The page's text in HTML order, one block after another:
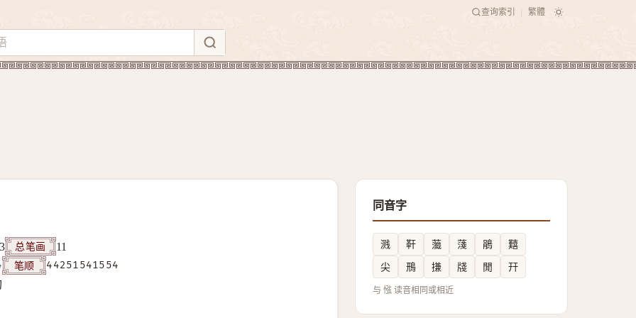
查询索引 繁體
3 总笔画
11
笔顺
44251541554
同音字
溅 靬 虃 䔐 鵑
囏
尖
鳽 搛 牋 閒 幵
与 惤 读音相同或相近